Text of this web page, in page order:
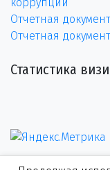
Отчетная
Отчетная
Статистика